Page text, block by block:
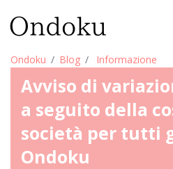
Ondoku Blog Informazione
Avviso di
a seguito della
società per tutti
Ondoku